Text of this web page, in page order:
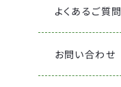
よくあるご質問
お問い合わせ